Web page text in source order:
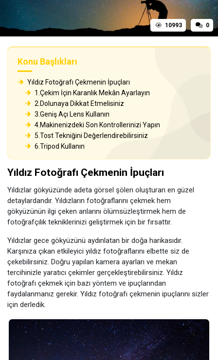
10993 0
Konu Başlıkları
Yıldız Fotoğrafı Çekmenin İpuçları
1.Çekim İçin Karanlık Mekân Ayarlayın
2.Dolunaya Dikkat Etmelisiniz
3.Geniş Açı Lens Kullanın
4.Makinenizdeki Son Kontrollerinizi Yapın
5.Tost Tekniğini Değerlendirebilirsiniz
6.Tripod Kullanın
Yıldız Fotoğrafı Çekmenin İpuçları
Yıldızlar gökyüzünde adeta görsel şölen oluşturan en güzel
detaylardandır. Yıldızların fotoğraflarını çekmek hem
gökyüzünün ilgi çeken anlarını ölümsüzleştirmek hem de
fotoğrafçılık tekniklerinizi geliştirmek için bir fırsattır.
Yıldızlar gece gökyüzünü aydınlatan bir doğa harikasıdır.
Karşınıza çıkan etkileyici yıldız fotoğraflarını elbette siz de
çekebilirsiniz. Doğru yapılan kamera ayarları ve mekan
tercihinizle yaratıcı çekimler gerçekleştirebilirsiniz. Yıldız
fotoğrafı çekmek için bazı yöntem ve ipuçlarından
faydalanmanız gerekir. Yıldız fotoğrafı çekmenin ipuçlarını sizler
için derledik.